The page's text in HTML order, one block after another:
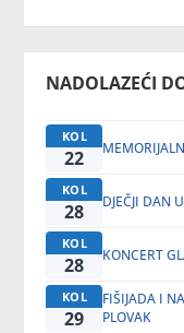
NADOLAZEĆI
KOL
22
KOL
28 DJEČJI DAN
KOL
28 KONCERT
KOL
29
FIŠIJADA I
PLOVAK